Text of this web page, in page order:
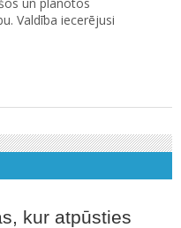
Valdība iecerējusi
kur atpūsties